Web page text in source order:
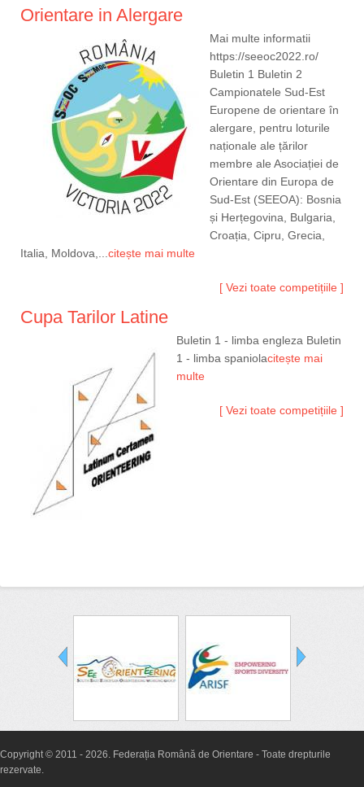
Orientare in Alergare
Mai multe informatii
https://seeoc2022.ro/
Buletin 1 Buletin 2
Campionatele Sud-Est
Europene de orientare în
alergare, pentru loturile
naționale ale țărilor
membre ale Asociației de
Orientare din Europa de
Sud-Est (SEEOA): Bosnia
și Herțegovina, Bulgaria,
Croația, Cipru, Grecia,
Italia, Moldova,... citește mai multe
[ Vezi toate competițiile ]
Cupa Tarilor Latine
Buletin 1 - limba engleza Buletin
1 - limba spaniolacitește mai
multe
[ Vezi toate competițiile ]
Copyright © 2011 - 2026. Federația Română de Orientare - Toate drepturile
rezervate.